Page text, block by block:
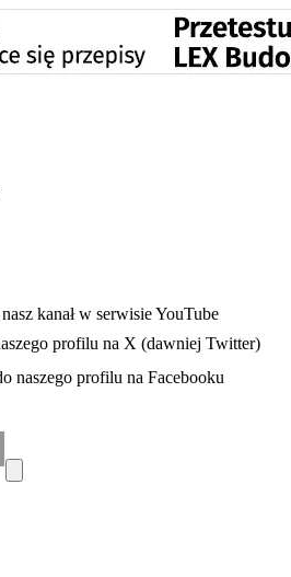
karcie
się w nowej karcie
kanał w serwisie YouTube
profilu na X (dawniej Twitter)
się w nowej karcie
naszego profilu na Facebooku